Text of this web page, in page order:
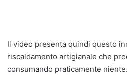
Il video presenta quindi questo
riscaldamento artigianale che
consumando praticamente niente.